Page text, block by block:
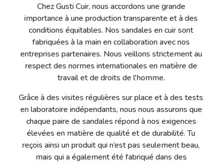
Chez Gusti Cuir, nous accordons une grande
importance à une production transparente et à des
conditions équitables. Nos sandales en cuir sont
fabriquées à la main en collaboration avec nos
entreprises partenaires. Nous veillons strictement au
respect des normes internationales en matière de
travail et de droits de l'homme.
Grâce à des visites régulières sur place et à des tests
en laboratoire indépendants, nous nous assurons que
chaque paire de sandales répond à nos exigences
élevées en matière de qualité et de durabilité. Tu
reçois ainsi un produit qui n’est pas seulement beau,
mais qui a également été fabriqué dans des